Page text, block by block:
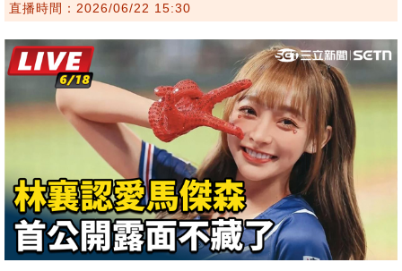
直播時間：2026/06/22 15:30